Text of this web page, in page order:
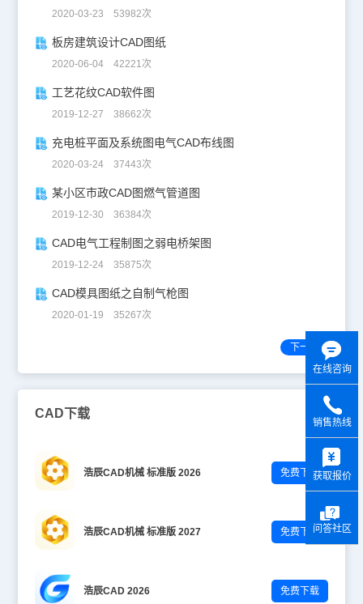
2020-03-23 53982次
板房建筑设计CAD图纸
2020-06-04 42221次
工艺花纹CAD软件图
2019-12-27 38662次
充电桩平面及系统图电气CAD布线图
2020-03-24 37443次
某小区市政CAD图燃气管道图
2019-12-30 36384次
CAD电气工程制图之弱电桥架图
2019-12-24 35875次
CAD模具图纸之自制气枪图
2020-01-19 35267次
下一页
CAD下载
浩辰CAD机械 标准版 2026 免费下载
浩辰CAD机械 标准版 2027 免费下载
浩辰CAD 2026 免费下载
在线咨询
销售热线
获取报价
问答社区